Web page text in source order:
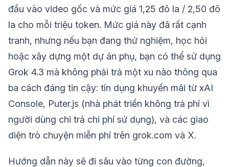
đầu vào video gốc và mức giá 1,25 đô la / 2,50 đô
la cho mỗi triệu token. Mức giá này đã rất cạnh
tranh, nhưng nếu bạn đang thử nghiệm, học hỏi
hoặc xây dựng một dự án phụ, bạn có thể sử dụng
Grok 4.3 mà không phải trả một xu nào thông qua
ba cách đáng tin cậy: tín dụng khuyến mãi từ xAI
Console, Puter.js (nhà phát triển không trả phí vì
người dùng chi trả chi phí sử dụng), và các giao
diện trò chuyện miễn phí trên grok.com và X.
Hướng dẫn này sẽ đi sâu vào từng con đường,